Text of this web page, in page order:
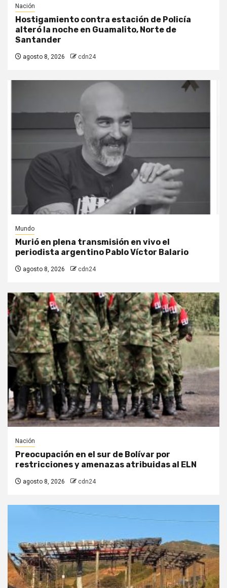
Nación
Hostigamiento contra estación de Policía
alteró la noche en Guamalito, Norte de
Santander
agosto 8, 2026 cdn24
Mundo
Murió en plena transmisión en vivo el
periodista argentino Pablo Víctor Balario
agosto 8, 2026 cdn24
Nación
Preocupación en el sur de Bolívar por
restricciones y amenazas atribuidas al ELN
agosto 8, 2026 cdn24